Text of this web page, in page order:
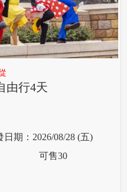
由行4天
2026/08/28 (五)
可售30